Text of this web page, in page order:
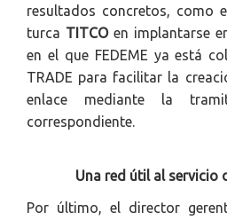
resultados concretos, como
turca TITCOen implantarse
en el que FEDEME ya está
TRADE para facilitar la
enlace mediante la
correspondiente.
Una red útil al servicio
Por último, el director